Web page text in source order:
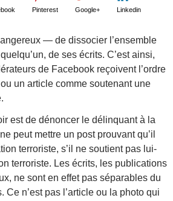
Pinterest Google+ Linkedin
— de dissocier l’ensemble
de ses écrits. C’est ainsi,
de Facebook reçoivent l’ordre
un article comme soutenant une
est de dénoncer le délinquant à la
peut mettre un post prouvant qu’il
terroriste, s’il ne soutient pas lui-
terroriste. Les écrits, les publications
ne sont en effet pas séparables du
Ce n’est pas l’article ou la photo qui